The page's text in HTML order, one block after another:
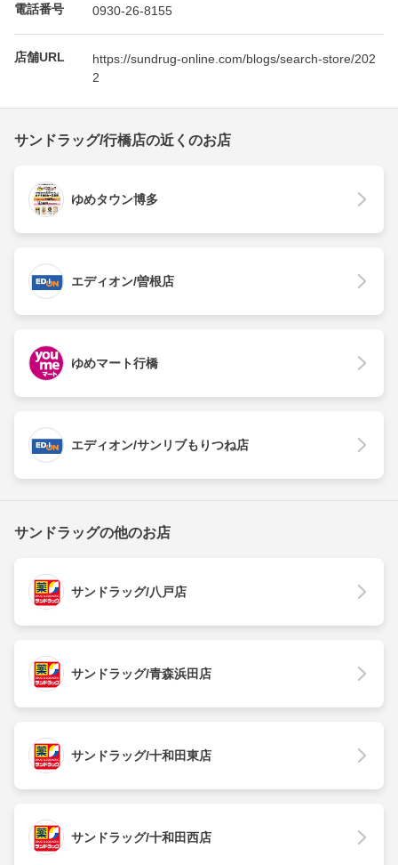
電話番号 0930-26-8155
店舗URL
https://sundrug-online.com/blogs/search-store/202
2
サンドラッグ/行橋店の近くのお店
ゆめタウン博多
エディオン/曽根店
ゆめマート行橋
エディオン/サンリブもりつね店
サンドラッグの他のお店
サンドラッグ/八戸店
サンドラッグ/青森浜田店
サンドラッグ/十和田東店
サンドラッグ/十和田西店